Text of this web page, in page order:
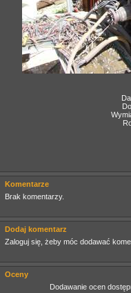
Komentarze
Brak komentarzy.
Dodaj komentarz
Zaloguj się, żeby móc dodawać
Oceny
Dodawanie ocen